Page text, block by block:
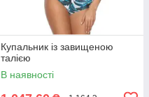
Купальник із завищеною
талією
В наявності